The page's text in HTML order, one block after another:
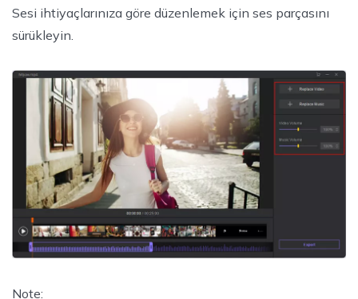
Sesi ihtiyaçlarınıza göre düzenlemek için ses parçasını
sürükleyin.
Note: